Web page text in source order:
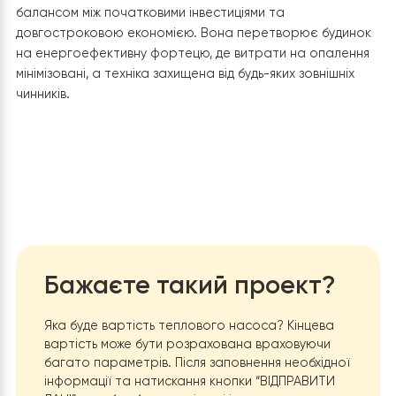
живлення — це не просто монтаж обладнання, а
створення інтелектуального енергетичного вузла для
будинку площею 100 кв. м.
1. Максимальна економія коштів
Частотне регулювання:
Raymer
автоматично знижує оберти, коли система не
інтенсивного протоку, що додатково зменшує
електрику.
Зменшення тепловтрат:Використання бака
нагріву на150 лдозволяє ефективно готувати гарячу